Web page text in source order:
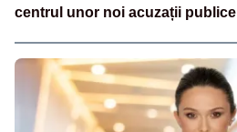
centrul unor noi acuzații publice